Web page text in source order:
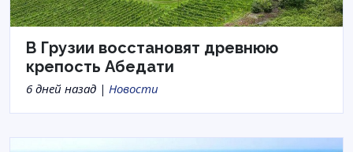
В Грузии восстановят древнюю
крепость Абедати
6 дней назад | Новости